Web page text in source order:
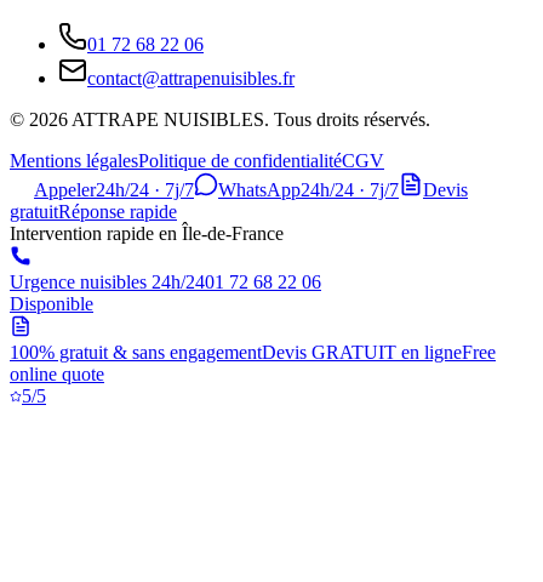
01 72 68 22 06
contact@attrapenuisibles.fr
© 2026ATTRAPE NUISIBLES. Tous droits réservés.
Mentions légalesPolitique de confidentialitéCGV
Appeler24h/24 · 7j/7 WhatsApp24h/24 · 7j/7
Devis
gratuitRéponse rapide
Intervention rapide en Île-de-France
Urgence nuisibles 24h/2401 72 68 22 06
Disponible
100% gratuit & sans engagementDevis GRATUIT en ligneFree
online quote
5/5